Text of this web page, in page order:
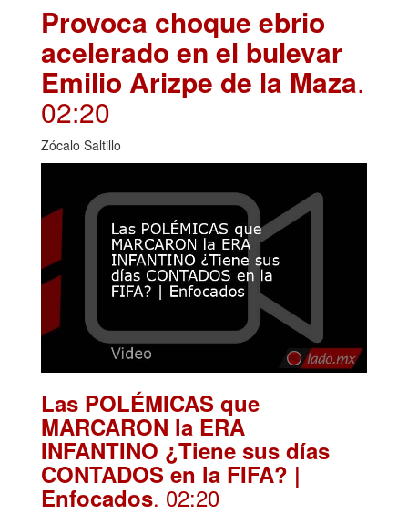
Provoca choque ebrio
acelerado en el bulevar
Emilio Arizpe de la Maza.
02:20
Zócalo Saltillo
Las POLÉMICAS que
MARCARON la ERA
INFANTINO ¿Tiene sus días
CONTADOS en la FIFA? |
Enfocados. 02:20